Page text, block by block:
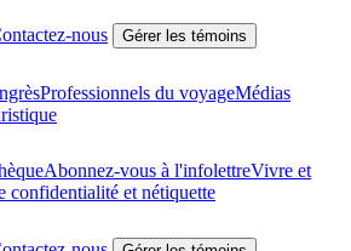
nous Gérer les témoins
Professionnels du voyageMédias
Abonnez-vous à l'infolettreVivre et
confidentialité et nétiquette